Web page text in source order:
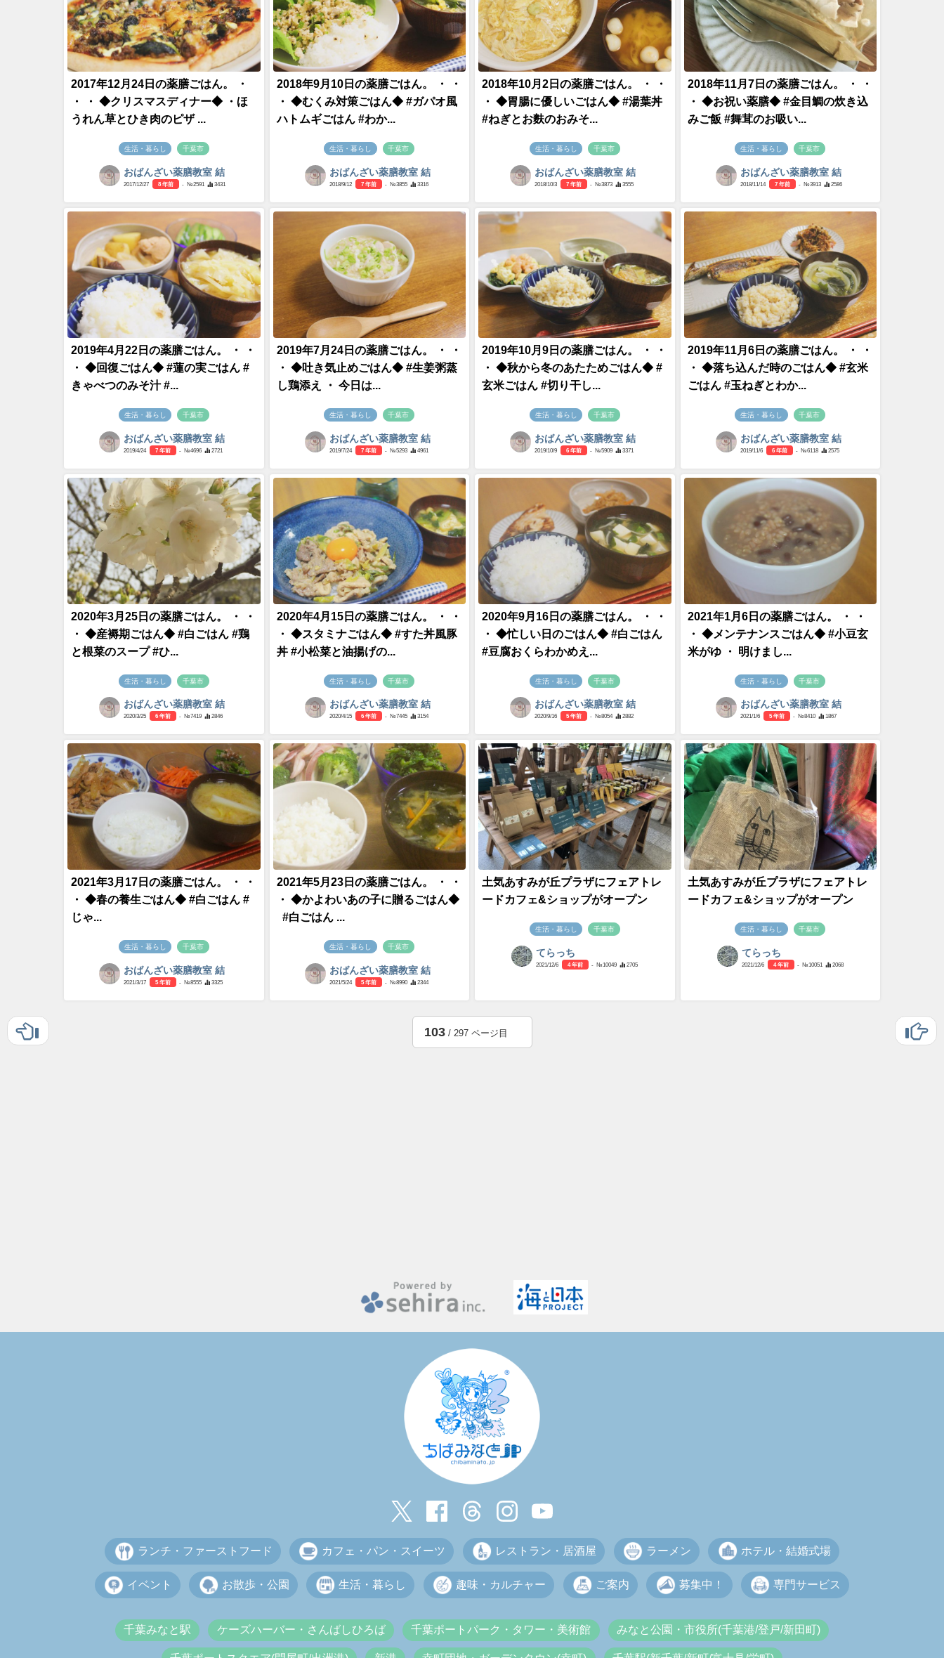
2017年12月24日の薬膳ごはん。 ・
・ ・ ◆クリスマスディナー◆ ・ほ
うれん草とひき肉のピザ ...
生活・暮らし 千葉市
おばんざい薬膳教室 結
2017/12/27 8 年前 - №2591 3431
2018年9月10日の薬膳ごはん。 ・ ・
・ ◆むくみ対策ごはん◆ #ガパオ風
ハトムギごはん #わか...
生活・暮らし 千葉市
おばんざい薬膳教室 結
2018/9/12 7 年前 - №3855 3316
2018年10月2日の薬膳ごはん。 ・ ・
・ ◆胃腸に優しいごはん◆ #湯葉丼
#ねぎとお麩のおみそ...
生活・暮らし 千葉市
おばんざい薬膳教室 結
2018/10/3 7 年前 - №3873 3555
2018年11月7日の薬膳ごはん。 ・ ・
・ ◆お祝い薬膳◆ #金目鯛の炊き込
みご飯 #舞茸のお吸い...
生活・暮らし 千葉市
おばんざい薬膳教室 結
2018/11/14 7 年前 - №3913 2586
2019年4月22日の薬膳ごはん。 ・ ・
・ ◆回復ごはん◆ #蓮の実ごはん #
きゃべつのみそ汁 #...
生活・暮らし 千葉市
おばんざい薬膳教室 結
2019/4/24 7 年前 - №4696 2721
2019年7月24日の薬膳ごはん。 ・ ・
・ ◆吐き気止めごはん◆ #生姜粥蒸
し鶏添え ・ 今日は...
生活・暮らし 千葉市
おばんざい薬膳教室 結
2019/7/24 7 年前 - №5293 4961
2019年10月9日の薬膳ごはん。 ・ ・
・ ◆秋から冬のあたためごはん◆ #
玄米ごはん #切り干し...
生活・暮らし 千葉市
おばんざい薬膳教室 結
2019/10/9 6 年前 - №5909 3371
2019年11月6日の薬膳ごはん。 ・ ・
・ ◆落ち込んだ時のごはん◆ #玄米
ごはん #玉ねぎとわか...
生活・暮らし 千葉市
おばんざい薬膳教室 結
2019/11/6 6 年前 - №6118 2575
2020年3月25日の薬膳ごはん。 ・ ・
・ ◆産褥期ごはん◆ #白ごはん #鶏
と根菜のスープ #ひ...
生活・暮らし 千葉市
おばんざい薬膳教室 結
2020/3/25 6 年前 - №7419 2846
2020年4月15日の薬膳ごはん。 ・ ・
・ ◆スタミナごはん◆ #すた丼風豚
丼 #小松菜と油揚げの...
生活・暮らし 千葉市
おばんざい薬膳教室 結
2020/4/15 6 年前 - №7445 3154
2020年9月16日の薬膳ごはん。 ・ ・
・ ◆忙しい日のごはん◆ #白ごはん
#豆腐おくらわかめえ...
生活・暮らし 千葉市
おばんざい薬膳教室 結
2020/9/16 5 年前 - №8054 2882
2021年1月6日の薬膳ごはん。 ・ ・
・ ◆メンテナンスごはん◆ #小豆玄
米がゆ ・ 明けまし...
生活・暮らし 千葉市
おばんざい薬膳教室 結
2021/1/6 5 年前 - №8410 1867
2021年3月17日の薬膳ごはん。 ・ ・
・ ◆春の養生ごはん◆ #白ごはん #
じゃ...
生活・暮らし 千葉市
おばんざい薬膳教室 結
2021/3/17 5 年前 - №8555 3325
2021年5月23日の薬膳ごはん。 ・ ・
・ ◆かよわいあの子に贈るごはん◆
#白ごはん ...
生活・暮らし 千葉市
おばんざい薬膳教室 結
2021/5/24 5 年前 - №8990 2344
土気あすみが丘プラザにフェアトレ
ードカフェ&ショップがオープン
生活・暮らし 千葉市
てらっち
2021/12/6 4 年前 - №10049 2705
土気あすみが丘プラザにフェアトレ
ードカフェ&ショップがオープン
生活・暮らし 千葉市
てらっち
2021/12/6 4 年前 - №10051 2068
103/ 297 ページ目
ランチ・ファーストフード カフェ・パン・スイーツ レストラン・居酒屋 ラーメン ホテル・結婚式場
イベント お散歩・公園 生活・暮らし 趣味・カルチャー ご案内 募集中！ 専門サービス
千葉みなと駅 ケーズハーバー・さんばしひろば 千葉ポートパーク・タワー・美術館 みなと公園・市役所(千葉港/登戸/新田町)